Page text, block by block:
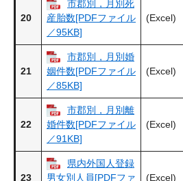
20
市郡別，月別死
産胎数[PDFファイル
／95KB]
(Excel)
21
市郡別，月別婚
姻件数[PDFファイル
／85KB]
(Excel)
22
市郡別，月別離
婚件数[PDFファイル
／91KB]
(Excel)
23
県内外国人登録
男女別人員[PDFファ
(Excel)